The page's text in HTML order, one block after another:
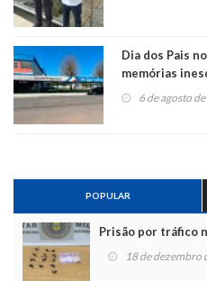
Dia dos Pais
memórias
6 de agosto
POPULAR
Prisão por tráfico
18 de dezembro